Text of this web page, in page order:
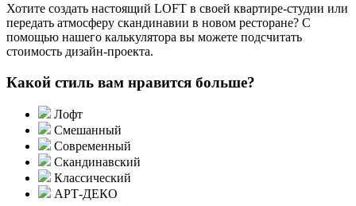
Хотите создать настоящий LOFT в своей квартире-студии или
передать атмосферу скандинавии в новом ресторане? С
помощью нашего калькулятора вы можете подсчитать
стоимость дизайн-проекта.
Какой стиль вам нравится больше?
Лофт
Смешанный
Современный
Скандинавский
Классический
АРТ-ДЕКО